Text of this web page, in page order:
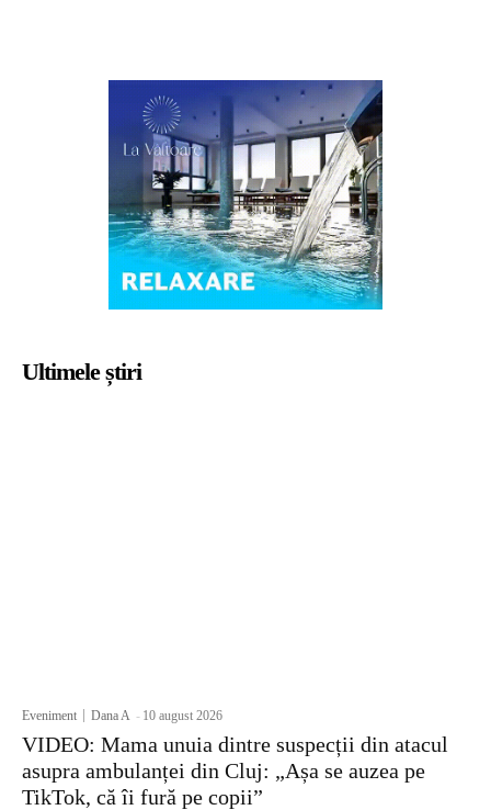
Ultimele știri
Eveniment Dana A - 10 august 2026
VIDEO: Mama unuia dintre suspecții din atacul
asupra ambulanței din Cluj: „Așa se auzea pe
TikTok, că îi fură pe copii”